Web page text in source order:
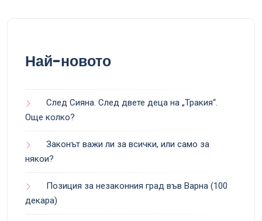
Най-новото
След Сияна. След двете деца на „Тракия“.
Още колко?
Законът важи ли за всички, или само за
някои?
Позиция за незаконния град във Варна (100
декара)